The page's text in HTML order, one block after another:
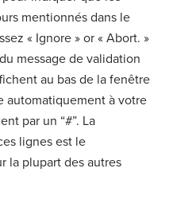
mentionnés dans le
« Ignore » or « Abort. »
message de validation
au bas de la fenêtre
automatiquement à votre
par un “#”. La
lignes est le
la plupart des autres